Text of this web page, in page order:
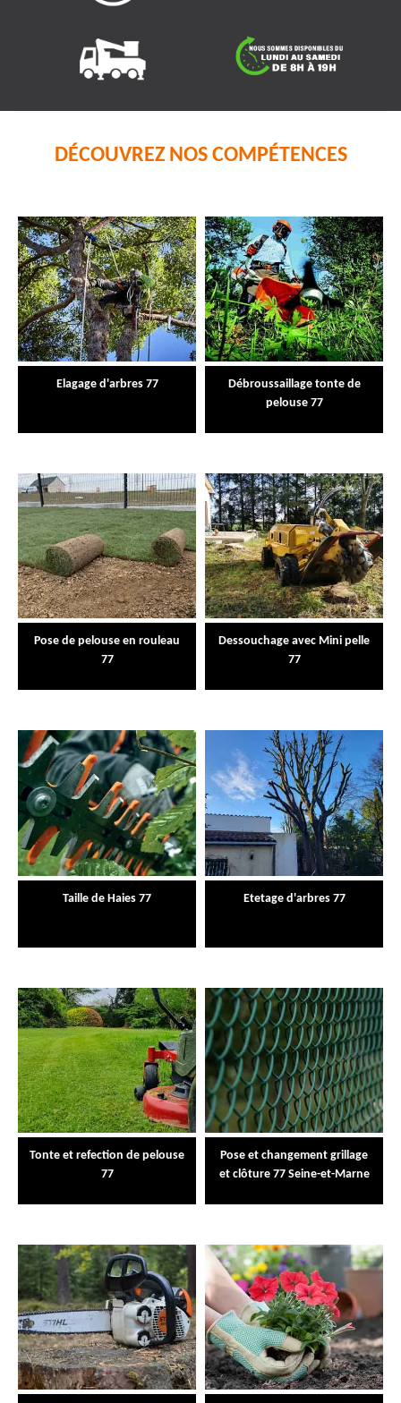
DÉCOUVREZ NOS COMPÉTENCES
Elagage d'arbres 77
Débroussaillage tonte de
pelouse 77
Pose de pelouse en rouleau
77
Dessouchage avec Mini pelle
77
Taille de Haies 77 Etetage d'arbres 77
Tonte et refection de pelouse
77
Pose et changement grillage
et clôture 77 Seine-et-Marne